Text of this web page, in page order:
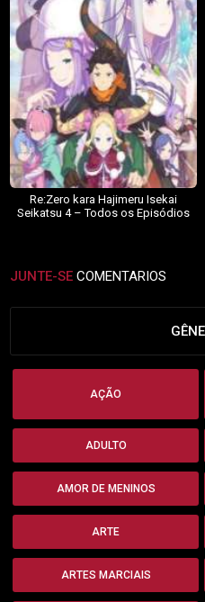
Re:Zero kara Hajimeru Isekai
Seikatsu 4 – Todos os Episódios
JUNTE-SE COMENTARIOS
AÇÃO
ADULTO
AMOR DE MENINOS
ARTE
ARTES MARCIAIS